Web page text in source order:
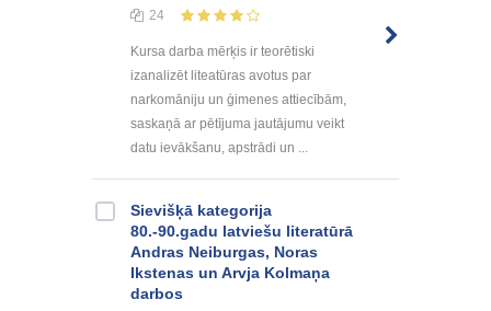
24
Kursa darba mērķis ir teorētiski
izanalizēt liteatūras avotus par
narkomāniju un ģimenes attiecībām,
saskaņā ar pētījuma jautājumu veikt
datu ievākšanu, apstrādi un ...
Sievišķā kategorija
80.-90.gadu latviešu literatūrā
Andras Neiburgas, Noras
Ikstenas un Arvja Kolmaņa
darbos